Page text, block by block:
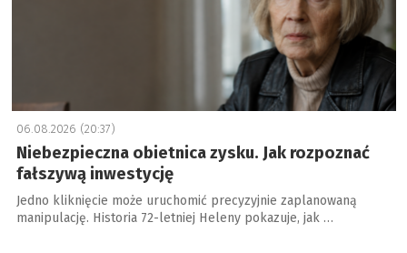
06.08.2026 (20:37)
Niebezpieczna obietnica zysku. Jak rozpoznać
fałszywą inwestycję
Jedno kliknięcie może uruchomić precyzyjnie zaplanowaną
manipulację. Historia 72-letniej Heleny pokazuje, jak …